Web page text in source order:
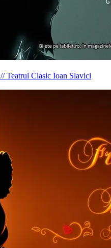
//Teatrul Clasic Ioan Slavici